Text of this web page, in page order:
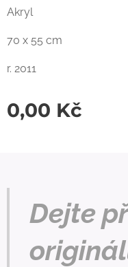
Akryl
70 x 55 cm
r. 2011
0,00 Kč
Dejte